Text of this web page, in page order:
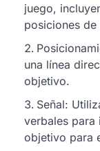
juego,
posiciones
una línea
objetivo.
Señal:
verbales para
objetivo para